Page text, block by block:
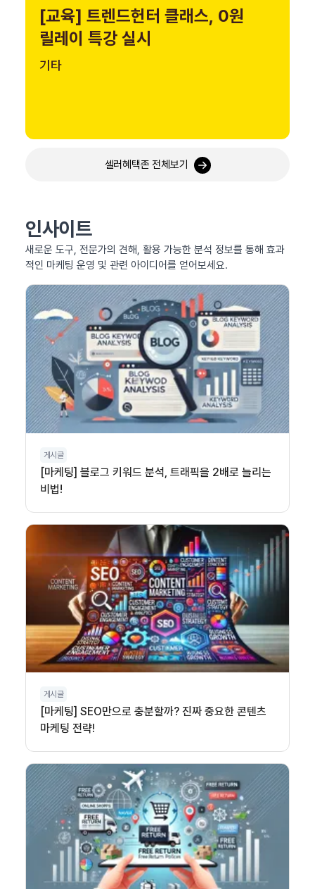
[교육] 트렌드헌터 클래스, 0원
릴레이 특강 실시
기타
셀러혜택존 전체보기
인사이트
새로운 도구, 전문가의 견해, 활용 가능한 분석 정보를 통해 효과
적인 마케팅 운영 및 관련 아이디어를 얻어보세요.
게시글
[마케팅] 블로그 키워드 분석, 트래픽을 2배로 늘리는
비법!
게시글
[마케팅] SEO만으로 충분할까? 진짜 중요한 콘텐츠
마케팅 전략!